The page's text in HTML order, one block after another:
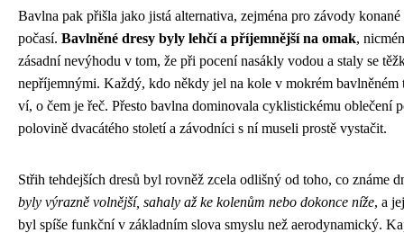
Bavlna pak přišla jako jistá alternativa, zejména pro závody
počasí. Bavlněné dresy byly lehčí a příjemnější na omak,
zásadní nevýhodu v tom, že při pocení nasákly vodou a staly se
nepříjemnými. Každý, kdo někdy jel na kole v mokrém bavlněném
ví, o čem je řeč. Přesto bavlna dominovala cyklistickému oblečení
polovině dvacátého století a závodníci s ní museli prostě vystačit.
Střih tehdejších dresů byl rovněž zcela odlišný od toho, co známe
byly výrazně volnější, sahaly až ke kolenům nebo dokonce níže, a
byl spíše funkční v základním slova smyslu než aerodynamický.